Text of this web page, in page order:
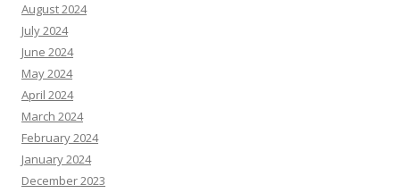
August 2024
July 2024
June 2024
May 2024
April 2024
March 2024
February 2024
January 2024
December 2023